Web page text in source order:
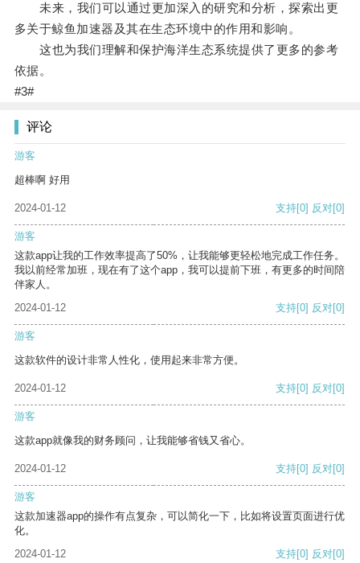
未来，我们可以通过更加深入的研究和分析，探索出更
多关于鲸鱼加速器及其在生态环境中的作用和影响。
这也为我们理解和保护海洋生态系统提供了更多的参考
依据。
#3#
评论
游客
超棒啊 好用
2024-01-12 支持[0] 反对[0]
游客
这款app让我的工作效率提高了50%，让我能够更轻松地完成工作任务。
我以前经常加班，现在有了这个app，我可以提前下班，有更多的时间陪
伴家人。
2024-01-12
支持[0] 反对[0]
游客
这款软件的设计非常人性化，使用起来非常方便。
2024-01-12 支持[0] 反对[0]
游客
这款app就像我的财务顾问，让我能够省钱又省心。
2024-01-12 支持[0] 反对[0]
游客
这款加速器app的操作有点复杂，可以简化一下，比如将设置页面进行优
化。
2024-01-12
支持[0] 反对[0]